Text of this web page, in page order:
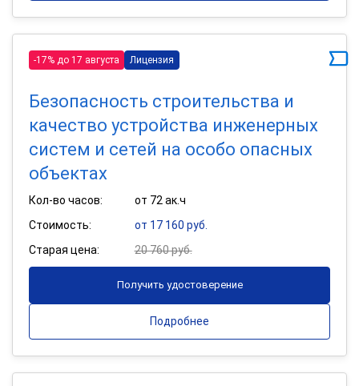
-17% до 17 августа Лицензия
Безопасность строительства и
качество устройства инженерных
систем и сетей на особо опасных
объектах
Кол-во часов:
от 72 ак.ч
Стоимость:
от 17 160 руб.
Старая цена:
20 760 руб.
Получить удостоверение
Подробнее